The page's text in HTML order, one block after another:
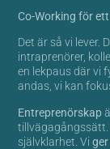
Co-Working för
Det är så vi lever.
intraprenörer,
en lekpaus där vi
andas, vi kan
Entreprenörskap
tillvägagångssätt.
självklarhet. Vi